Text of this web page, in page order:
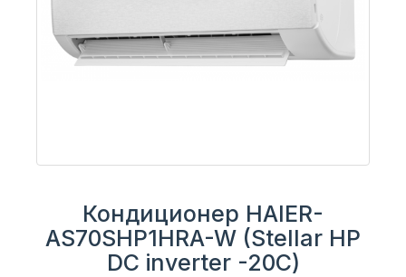
Кондиционер HAIER-
AS70SHP1HRA-W (Stellar HP
DC inverter -20С)